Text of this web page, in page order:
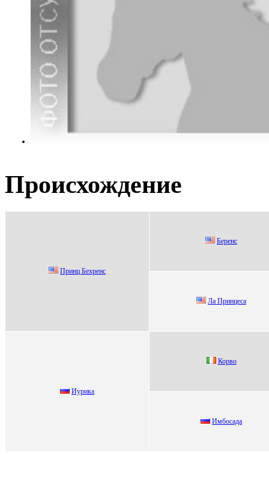
Происхождение
Пpинц Бexpeнc
Бepeнс
Лa Пpинцесa
Иуpика
Коpво
Имбocада